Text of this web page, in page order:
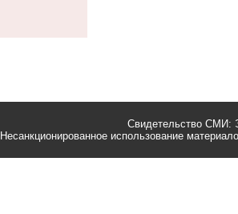
Свидетельство СМИ:
Несанкционированное использование